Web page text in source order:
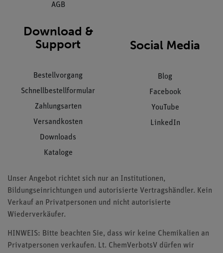
AGB
Download &
Support
Bestellvorgang
Schnellbestellformular
Zahlungsarten
Versandkosten
Downloads
Kataloge
Social Media
Blog
Facebook
YouTube
LinkedIn
Unser Angebot richtet sich nur an Institutionen,
Bildungseinrichtungen und autorisierte Vertragshändler. Kein
Verkauf an Privatpersonen und nicht autorisierte
Wiederverkäufer.
HINWEIS: Bitte beachten Sie, dass wir keine Chemikalien an
Privatpersonen verkaufen. Lt. ChemVerbotsV dürfen wir